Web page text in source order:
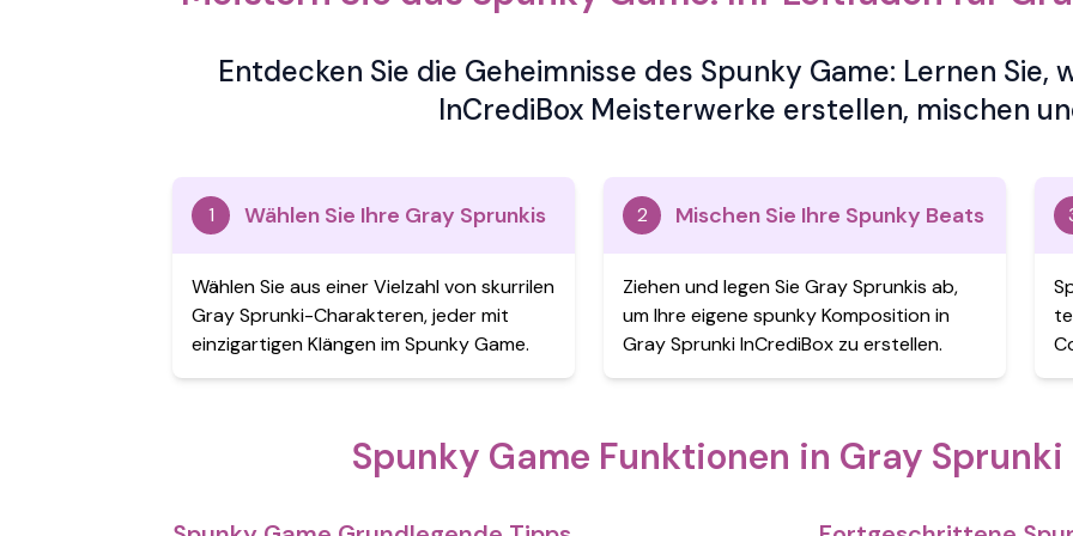
Entdecken Sie die Geheimnisse des Spunky Game: Lernen Sie,
InCrediBox Meisterwerke erstellen, mischen
1 Wählen Sie Ihre Gray Sprunkis
Wählen Sie aus einer Vielzahl von skurrilen
Gray Sprunki-Charakteren, jeder mit
einzigartigen Klängen im Spunky Game.
2 Mischen Sie Ihre Spunky Beats
Ziehen und legen Sie Gray Sprunkis ab,
um Ihre eigene spunky Komposition in
Gray Sprunki InCrediBox zu erstellen.
Spunky Game Funktionen in Gray